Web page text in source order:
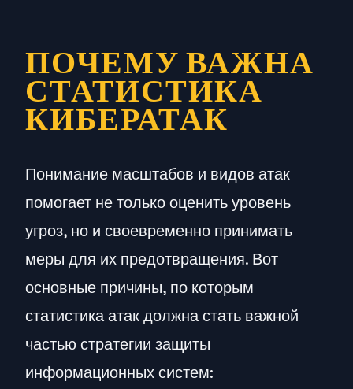
ПОЧЕМУ ВАЖНА
СТАТИСТИКА
КИБЕРАТАК
Понимание масштабов и видов атак
помогает не только оценить уровень
угроз, но и своевременно принимать
меры для их предотвращения. Вот
основные причины, по которым
статистика атак должна стать важной
частью стратегии защиты
информационных систем: